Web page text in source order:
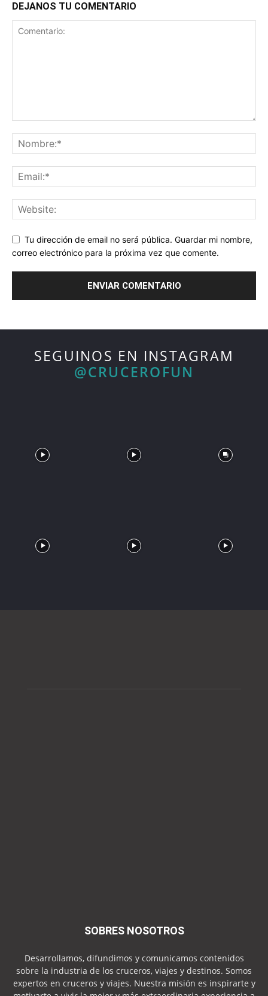
DEJANOS TU COMENTARIO
Tu dirección de email no será pública. Guardar mi nombre,
correo electrónico para la próxima vez que comente.
SEGUINOS EN INSTAGRAM
@CRUCEROFUN
SOBRES NOSOTROS
Desarrollamos, difundimos y comunicamos contenidos
sobre la industria de los cruceros, viajes y destinos. Somos
expertos en cruceros y viajes. Nuestra misión es inspirarte y